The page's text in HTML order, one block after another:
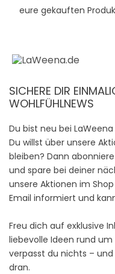
eure gekauften
SICHERE DIR
WOHLFÜHLNEWS
Du bist neu bei
Du willst über unsere
bleiben? Dann
und spare bei deiner
unsere Aktionen im
Email informiert und
Freu dich auf exklusive
liebevolle Ideen rund
verpasst du nichts –
dran.